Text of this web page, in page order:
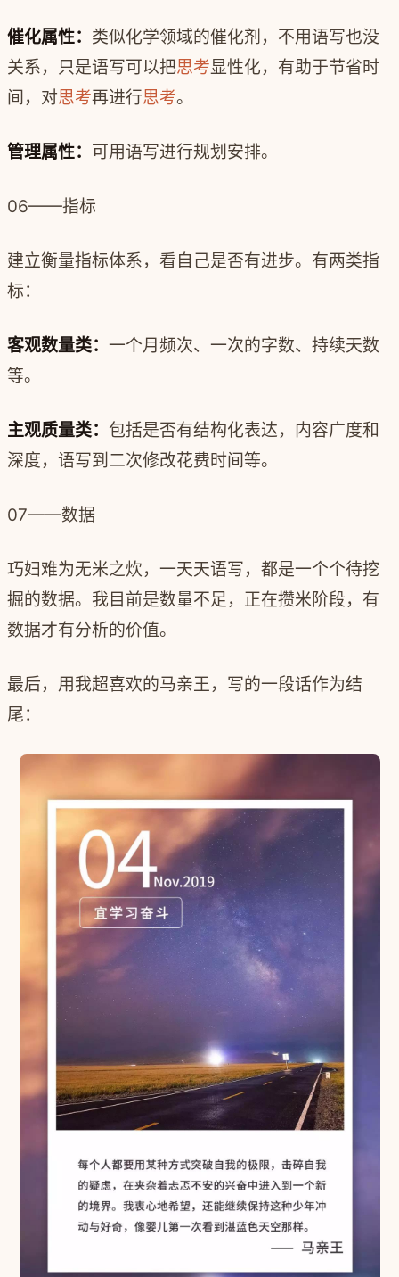
催化属性： 类似化学领域的催化剂，不用语写也没
关系，只是语写可以把思考显性化，有助于节省时
间，对思考再进行思考。
管理属性： 可用语写进行规划安排。
06——指标
建立衡量指标体系，看自己是否有进步。有两类指
标：
客观数量类： 一个月频次、一次的字数、持续天数
等。
主观质量类： 包括是否有结构化表达，内容广度和
深度，语写到二次修改花费时间等。
07——数据
巧妇难为无米之炊，一天天语写，都是一个个待挖
掘的数据。我目前是数量不足，正在攒米阶段，有
数据才有分析的价值。
最后，用我超喜欢的马亲王，写的一段话作为结
尾：